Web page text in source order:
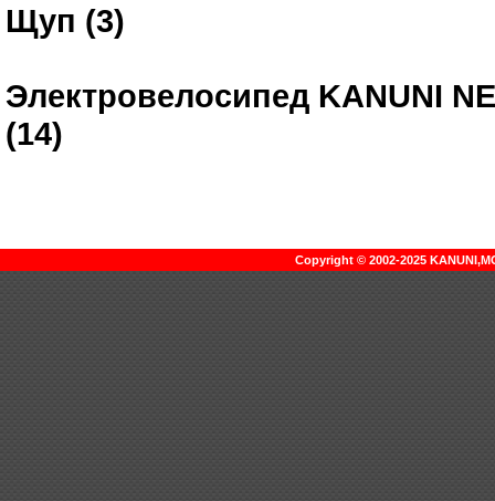
Щуп (3)
Электровелосипед KANUNI
(14)
Copyright © 2002-2025